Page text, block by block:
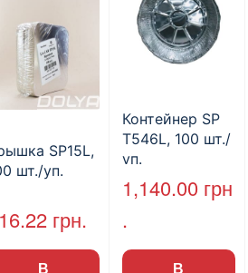
SP15L,
шт./уп.
грн.
В
Контейнер SP
T546L, 100 шт./
уп.
1,140.00 грн
.
В